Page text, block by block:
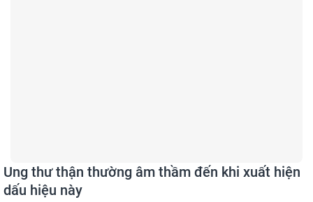
Ung thư thận thường âm thầm đến khi xuất hiện
dấu hiệu này